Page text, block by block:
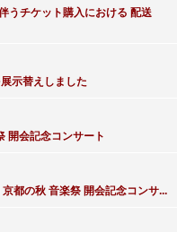
うチケット購入における 配送
示替えしました
開会記念コンサート
都の秋 音楽祭 開会記念コンサ...